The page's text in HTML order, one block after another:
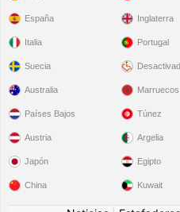
España
Italia
Suecia
Inglaterra
Portugal
Australia
Países Bajos
Austria
Japón
China
Marruecos
Túnez
Argelia
Egipto
Kuwait